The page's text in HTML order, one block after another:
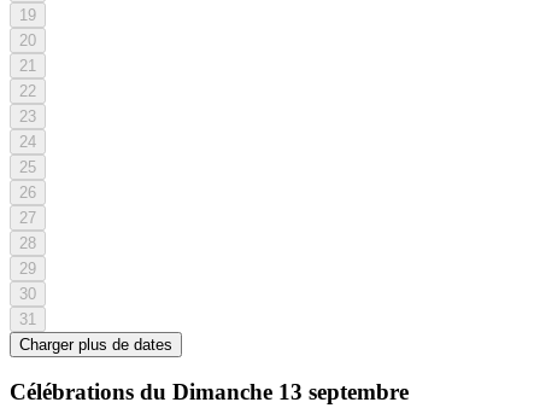
19
20
21
22
23
24
25
26
27
28
29
30
31
Charger plus de dates
Célébrations du Dimanche 13 septembre